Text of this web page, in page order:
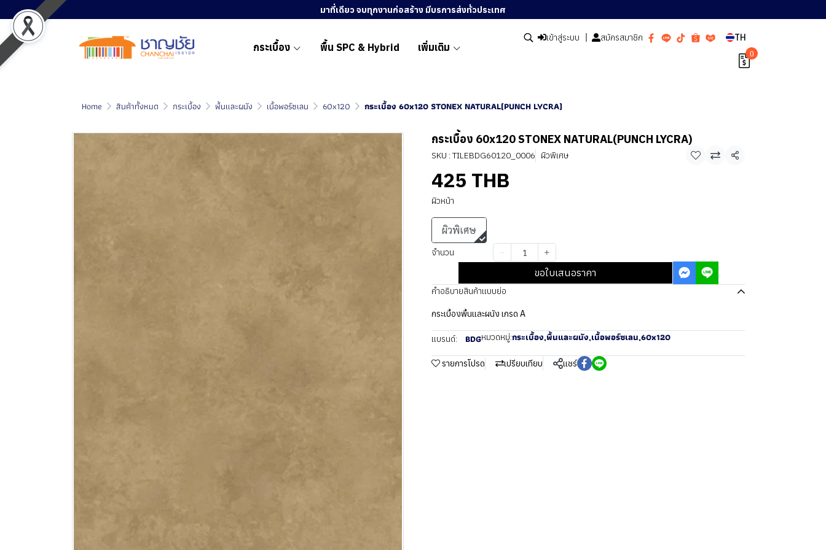
มาที่เดียว จบทุกงานก่อสร้าง มีบรการส่งทั่วประเทศ
กระเบื้อง พื้น SPC & Hybrid เพิ่มเติม
เข้าสู่ระบบ สมัครสมาชิก TH
0
Home สินค้าทั้งหมด กระเบื้อง พื้นและผนัง เนื้อพอร์ซเลน 60x120 กระเบื้อง 60x120 STONEX NATURAL(PUNCH LYCRA)
กระเบื้อง 60x120 STONEX NATURAL(PUNCH LYCRA)
SKU : TILEBDG60120_0006 ผิวพิเศษ แชร์
425 THB
ผิวหน้า
ผิวพิเศษ
จำนวน
ขอใบเสนอราคา
คำอธิบายสินค้าแบบย่อ
กระเบื้องพื้นและผนัง เกรด A
แบรนด์: BDGหมวดหมู่:กระเบื้อง,พื้นและผนัง,เนื้อพอร์ซเลน,60x120
รายการโปรด เปรียบเทียบ แชร์